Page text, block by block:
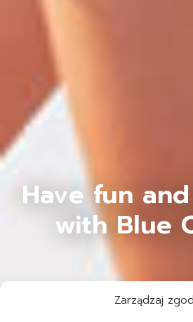
Zarządzaj
Have fun
with Blue